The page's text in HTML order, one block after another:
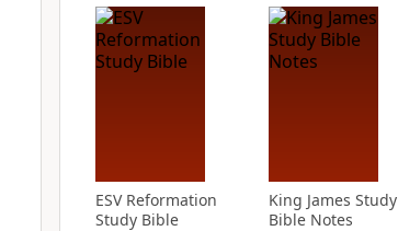
ESV Reformation
Study Bible
King James Study
Bible Notes